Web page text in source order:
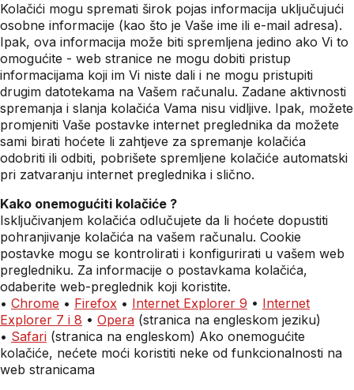
Kolačići mogu spremati širok pojas informacija uključujući
osobne informacije (kao što je Vaše ime ili e-mail adresa).
Ipak, ova informacija može biti spremljena jedino ako Vi to
omogućite - web stranice ne mogu dobiti pristup
informacijama koji im Vi niste dali i ne mogu pristupiti
drugim datotekama na Vašem računalu. Zadane aktivnosti
spremanja i slanja kolačića Vama nisu vidljive. Ipak, možete
promjeniti Vaše postavke internet preglednika da možete
sami birati hoćete li zahtjeve za spremanje kolačića
odobriti ili odbiti, pobrišete spremljene kolačiće automatski
pri zatvaranju internet preglednika i slično.
Kako onemogućiti kolačiće ?
Isključivanjem kolačića odlučujete da li hoćete dopustiti
pohranjivanje kolačića na vašem računalu. Cookie
postavke mogu se kontrolirati i konfigurirati u vašem web
pregledniku. Za informacije o postavkama kolačića,
odaberite web-preglednik koji koristite.
• Chrome • Firefox • Internet Explorer 9 • Internet
Explorer 7 i 8 • Opera (stranica na engleskom jeziku)
• Safari (stranica na engleskom) Ako onemogućite
kolačiće, nećete moći koristiti neke od funkcionalnosti na
web stranicama